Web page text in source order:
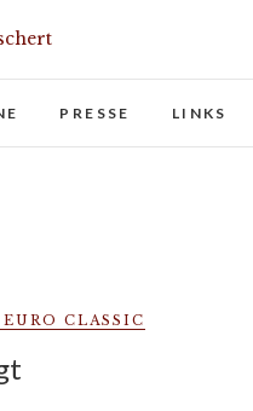
PRESSE LINKS
CLASSIC